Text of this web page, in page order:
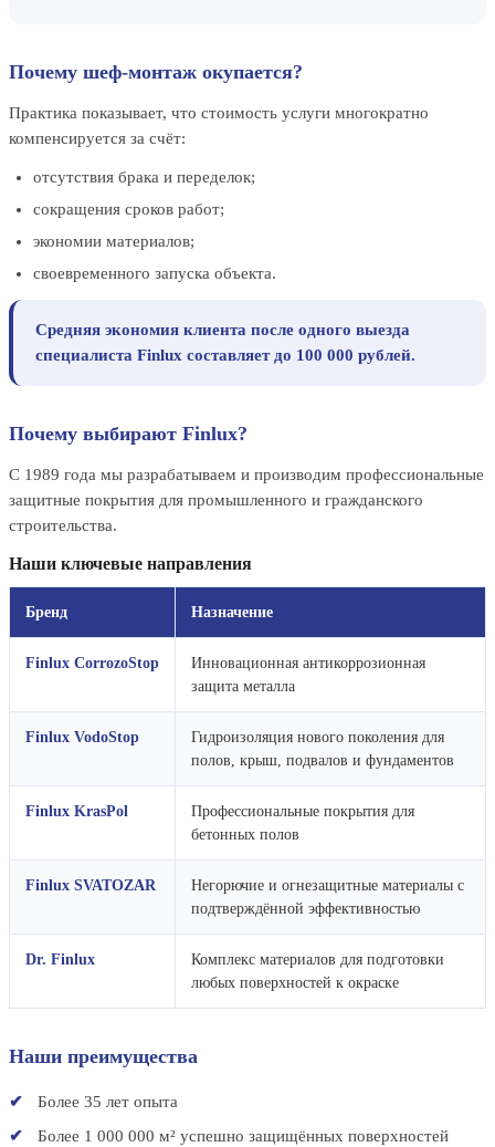
Почему шеф-монтаж окупается?
Практика показывает, что стоимость услуги многократно
компенсируется за счёт:
отсутствия брака и переделок;
сокращения сроков работ;
экономии материалов;
своевременного запуска объекта.
Средняя экономия клиента после одного выезда
специалиста Finlux составляет до 100 000 рублей.
Почему выбирают Finlux?
С 1989 года мы разрабатываем и производим профессиональные
защитные покрытия для промышленного и гражданского
строительства.
Наши ключевые направления
Бренд Назначение
Finlux CorrozoStop
Инновационная антикоррозионная
защита металла
Finlux VodoStop
Гидроизоляция нового поколения для
полов, крыш, подвалов и фундаментов
Finlux KrasPol
Профессиональные покрытия для
бетонных полов
Finlux SVATOZAR
Негорючие и огнезащитные материалы с
подтверждённой эффективностью
Dr. Finlux
Комплекс материалов для подготовки
любых поверхностей к окраске
Наши преимущества
Более 35 лет опыта
Более 1 000 000 м² успешно защищённых поверхностей